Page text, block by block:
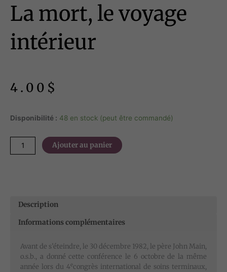
La mort, le voyage
intérieur
4.00 $
Disponibilité : 48 en stock (peut être commandé)
quantité
mort,
Ajouter au panier
Description
Informations complémentaires
Avant de s’éteindre, le 30 décembre 1982, le père John Main,
o.s.b., a donné cette conférence le 6 octobre de la même
année lors du 4econgrès international de soins terminaux,